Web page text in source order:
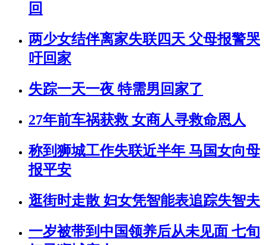
回
两少女结伴离家失联四天 父母报警哭
吁回家
失踪一天一夜 特需男回家了
27年前车祸获救 女商人寻救命恩人
称到狮城工作失联近半年 马国女向母
报平安
逛街时走散 妇女凭智能表追踪失智夫
一岁被带到中国领养后从未见面 七旬